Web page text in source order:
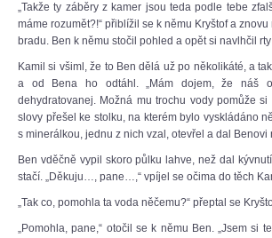
„Takže ty záběry z kamer jsou teda podle tebe
máme rozumět?!“ přiblížil se k němu Kryštof a znovu
bradu. Ben k němu stočil pohled a opět si navlhčil
Kamil si všiml, že to Ben dělá už po několikáté, a
a od Bena ho odtáhl. „Mám dojem, že náš
dehydratovanej. Možná mu trochu vody pomůže si
slovy přešel ke stolku, na kterém bylo vyskládáno
s minerálkou, jednu z nich vzal, otevřel a dal Benovi
Ben vděčně vypil skoro půlku lahve, než dal
stačí. „Děkuju…, pane…,“ vpíjel se očima do těch
„Tak co, pomohla ta voda něčemu?“ přeptal se
„Pomohla, pane,“ otočil se k němu Ben. „Jsem si